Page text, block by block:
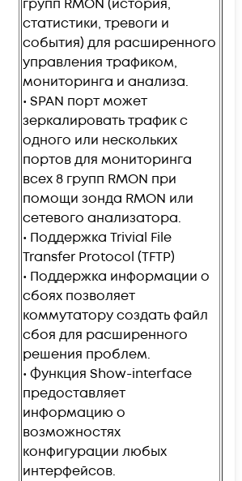
групп RMON (история,
статистики, тревоги и
события) для расширенного
управления трафиком,
мониторинга и анализа.
• SPAN порт может
зеркалировать трафик с
одного или нескольких
портов для мониторинга
всех 8 групп RMON при
помощи зонда RMON или
сетевого анализатора.
• Поддержка Trivial File
Transfer Protocol (TFTP)
• Поддержка информации о
сбоях позволяет
коммутатору создать файл
сбоя для расширенного
решения проблем.
• Функция Show-interface
предоставляет
информацию о
возможностях
конфигурации любых
интерфейсов.